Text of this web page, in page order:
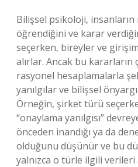
Bilişsel psikoloji, insanların
öğrendiğini ve karar
seçerken, bireyler ve
alırlar. Ancak bu kararların
rasyonel hesaplamalarla
yanılgılar ve bilişsel
Örneğin, şirket türü
“onaylama yanılgısı”
önceden inandığı ya da
olduğunu düşünür ve bu
yalnızca o türle ilgili verileri